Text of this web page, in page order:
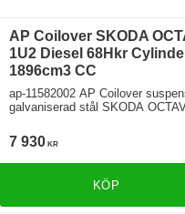
i favoriter
AP Coilover SKODA
1U2 Diesel 68Hkr
1896cm3 CC
ap-11582002 AP Coilover
galvaniserad stål SKODA OCTAVIA I
7 930KR
KÖP